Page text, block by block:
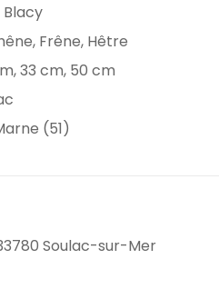
Blacy
Frêne, Hêtre
33 cm, 50 cm
(51)
Soulac-sur-Mer